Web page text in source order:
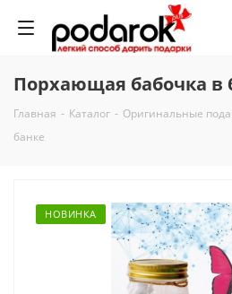
Порхающая бабочка в
Главная - Каталог - Оригинальные
банке
НОВИНКА